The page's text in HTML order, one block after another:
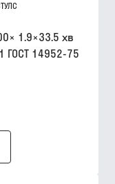
1.9×33.5 хв
ГОСТ 14952-75